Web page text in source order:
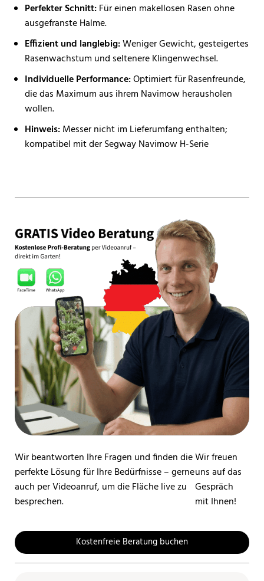
Perfekter Schnitt:Für einen makellosen Rasen ohne
ausgefranste Halme.
Effizient und langlebig:Weniger Gewicht, gesteigertes
Rasenwachstum und seltenere Klingenwechsel.
Individuelle Performance:Optimiert für Rasenfreunde,
die das Maximum aus ihrem Navimow herausholen
wollen.
Hinweis:Messer nicht im Lieferumfang enthalten;
kompatibel mit der Segway Navimow H-Serie
Wir beantworten Ihre Fragen und finden die
perfekte Lösung für Ihre Bedürfnisse – gerne
auch per Videoanruf, um die Fläche live zu
besprechen.
Wir freuen
uns auf das
Gespräch
mit Ihnen!
Kostenfreie Beratung buchen